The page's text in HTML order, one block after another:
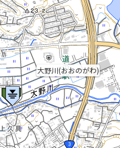
大野川(おおのがわ)